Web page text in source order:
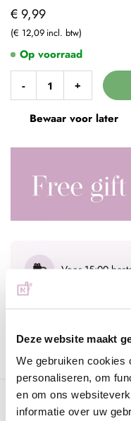
Deze website maakt
We gebruiken cookies
personaliseren, om
en om ons
informatie over uw
€ 9,99
€ 12,09
- +
Bewaar voor later
Voor 15:00
Advies nodig?
Op voorraad
Omschrijving